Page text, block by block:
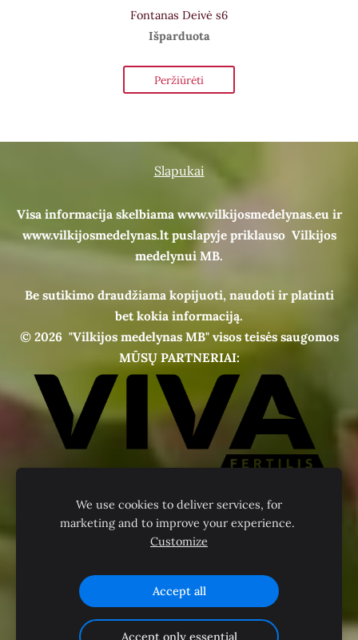
Fontanas Deivė s6
Išparduota
Peržiūrėti
Slapukai
Visa informacija skelbiama www.vilkijosmedelynas.eu ir
www.vilkijosmedelynas.lt puslapyje priklauso Vilkijos
medelynui MB.
Be sutikimo draudžiama kopijuoti, naudoti ir platinti
bet kokia informaciją.
© 2026 "Vilkijos medelynas MB" visos teisės saugomos
MŪSŲ PARTNERIAI:
We use cookies to deliver services, for
marketing and to improve your experience.
Customize
Accept all
Accept only essential